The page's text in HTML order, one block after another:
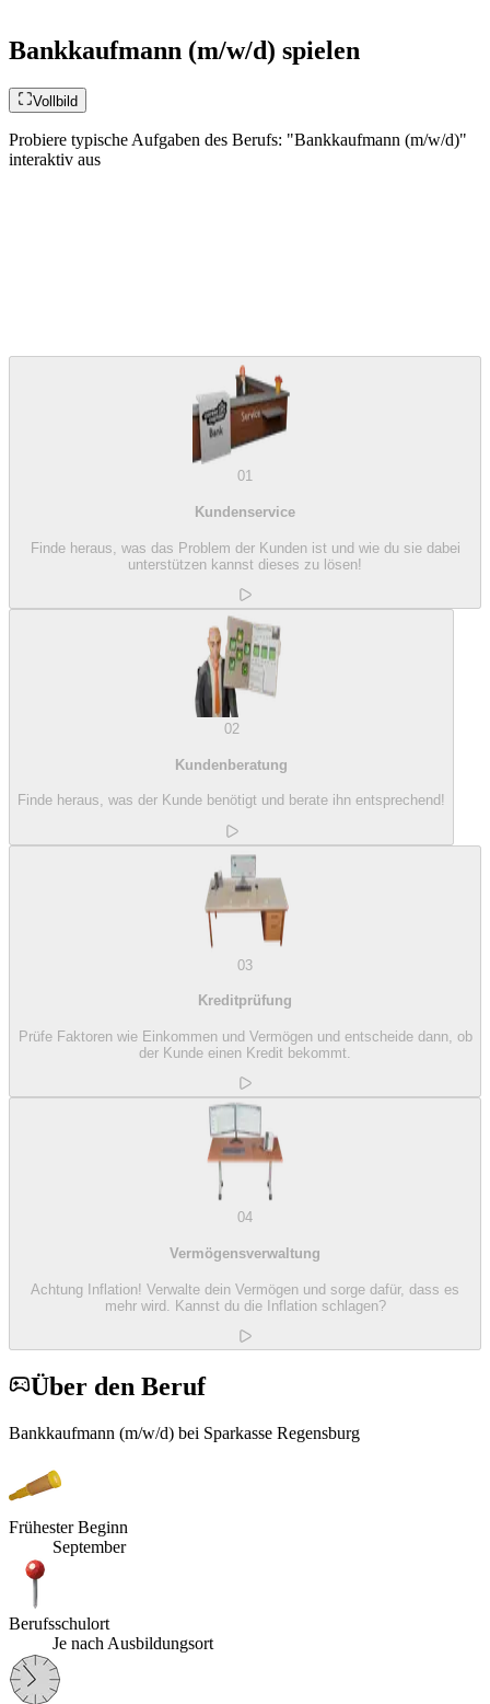
Bankkaufmann (m/w/d) spielen
Vollbild
Probiere typische Aufgaben des Berufs: "Bankkaufmann (m/w/d)"
interaktiv aus
01
Kundenservice
Finde heraus, was das Problem der Kunden ist und wie du sie dabei
unterstützen kannst dieses zu lösen!
02
Kundenberatung
Finde heraus, was der Kunde benötigt und berate ihn entsprechend!
03
Kreditprüfung
Prüfe Faktoren wie Einkommen und Vermögen und entscheide dann, ob
der Kunde einen Kredit bekommt.
04
Vermögensverwaltung
Achtung Inflation! Verwalte dein Vermögen und sorge dafür, dass es
mehr wird. Kannst du die Inflation schlagen?
Über den Beruf
Bankkaufmann (m/w/d) bei Sparkasse Regensburg
Frühester Beginn
September
Berufsschulort
Je nach Ausbildungsort